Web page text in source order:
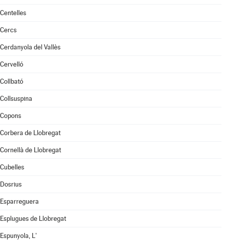
Centelles
Cercs
Cerdanyola del Vallès
Cervelló
Collbató
Collsuspina
Copons
Corbera de Llobregat
Cornellà de Llobregat
Cubelles
Dosrius
Esparreguera
Esplugues de Llobregat
Espunyola, L'